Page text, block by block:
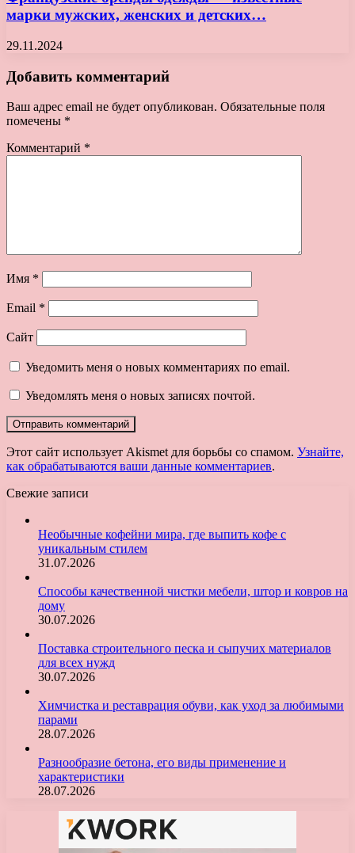
марки мужских, женских и детских…
29.11.2024
Добавить комментарий
Ваш адрес email не будет опубликован. Обязательные поля
помечены *
Комментарий *
Имя *
Email *
Сайт
Уведомить меня о новых комментариях по email.
Уведомлять меня о новых записях почтой.
Этот сайт использует Akismet для борьбы со спамом. Узнайте,
как обрабатываются ваши данные комментариев.
Свежие записи
Необычные кофейни мира, где выпить кофе с
уникальным стилем
31.07.2026
Способы качественной чистки мебели, штор и ковров на
дому
30.07.2026
Поставка строительного песка и сыпучих материалов
для всех нужд
30.07.2026
Химчистка и реставрация обуви, как уход за любимыми
парами
28.07.2026
Разнообразие бетона, его виды применение и
характеристики
28.07.2026